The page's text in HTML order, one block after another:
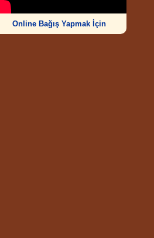
Online Bağış Yapmak İçin